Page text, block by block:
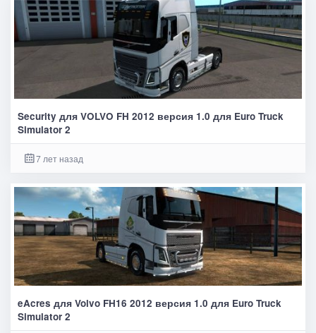
Security для VOLVO FH 2012 версия 1.0 для Euro Truck
Simulator 2
7 лет назад
eAcres для Volvo FH16 2012 версия 1.0 для Euro Truck
Simulator 2